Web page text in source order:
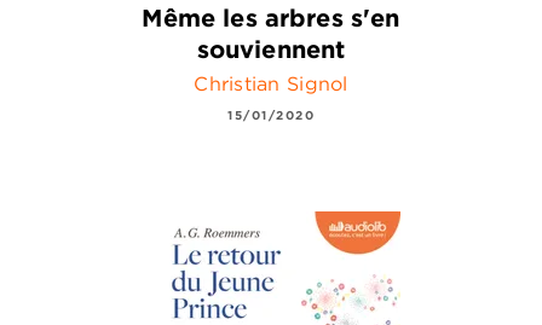
Même les arbres s'en
souviennent
Christian Signol
15/01/2020